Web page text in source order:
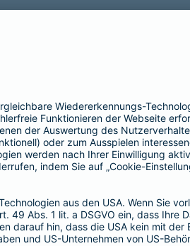
Dr. Andreas Eurich
Frank Lamsfuß
Oliver Schoeller
Alina vom Bruck
Aktiengesellschaft